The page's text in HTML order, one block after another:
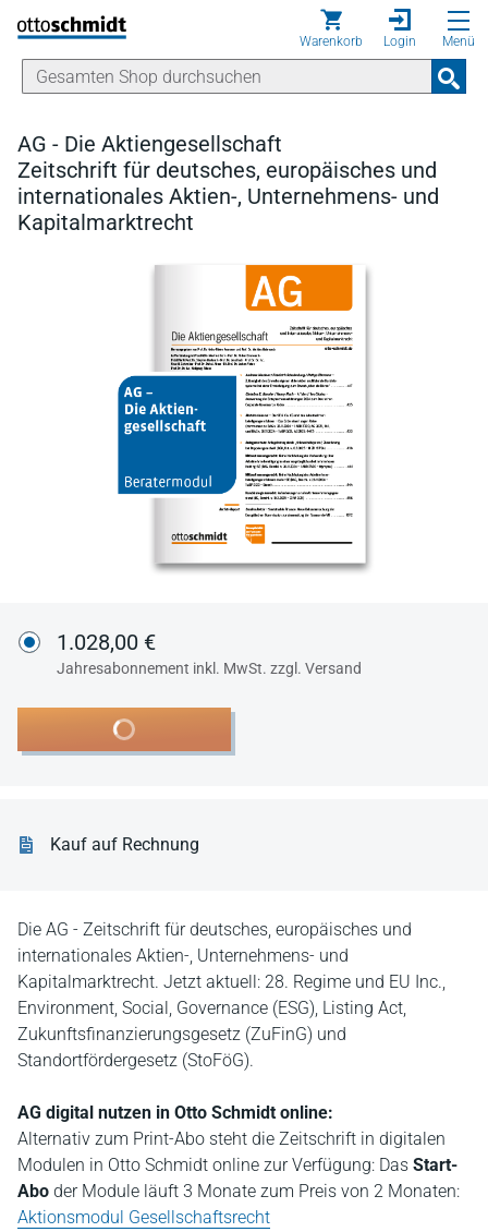
Direkt zum Inhalt
Warenkorb Login Menü
AG - Die Aktiengesellschaft
Zeitschrift für deutsches, europäisches und
internationales Aktien-, Unternehmens- und
Kapitalmarktrecht
Die AG - Zeitschrift für deutsches, europäisches und
internationales Aktien-, Unternehmens- und
Kapitalmarktrecht. Jetzt aktuell: 28. Regime und EU Inc.,
Environment, Social, Governance (ESG), Listing Act,
Zukunftsfinanzierungsgesetz (ZuFinG) und
Standortfördergesetz (StoFöG).
AG digital nutzen in Otto Schmidt online:
Alternativ zum Print-Abo steht die Zeitschrift in digitalen
Modulen in Otto Schmidt online zur Verfügung: Das Start-
Abo der Module läuft 3 Monate zum Preis von 2 Monaten:
Aktionsmodul Gesellschaftsrecht
1.028,00 €
Jahresabonnement inkl. MwSt. zzgl. Versand
In den Warenkorb
Kauf auf Rechnung